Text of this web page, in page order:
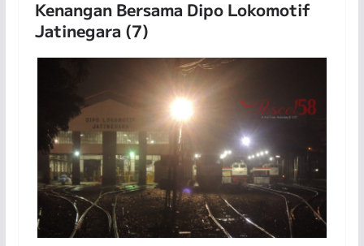
Kenangan Bersama Dipo Lokomotif
Jatinegara (7)